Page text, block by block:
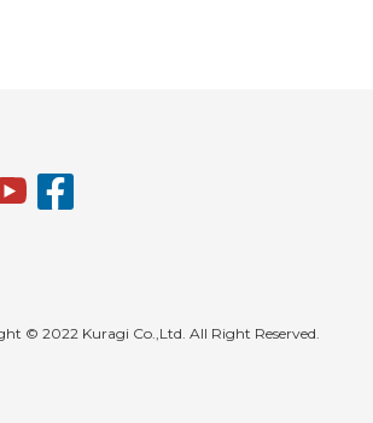
© 2022 Kuragi Co.,Ltd. All Right Reserved.